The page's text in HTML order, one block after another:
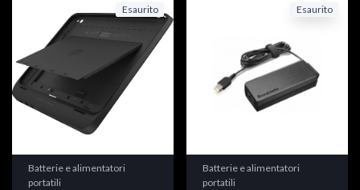
Esaurito
Batterie e alimentatori
portatili
Esaurito
Batterie e alimentatori
portatili